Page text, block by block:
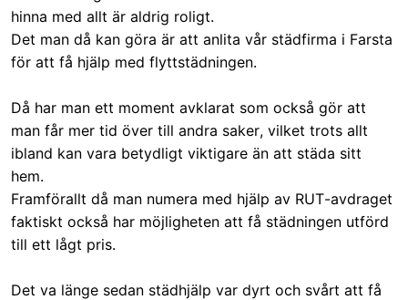
hinna med allt är aldrig roligt.
Det man då kan göra är att anlita vår städfirma i Farsta
för att få hjälp med flyttstädningen.
Då har man ett moment avklarat som också gör att
man får mer tid över till andra saker, vilket trots allt
ibland kan vara betydligt viktigare än att städa sitt
hem.
Framförallt då man numera med hjälp av RUT-avdraget
faktiskt också har möjligheten att få städningen utförd
till ett lågt pris.
Det va länge sedan städhjälp var dyrt och svårt att få